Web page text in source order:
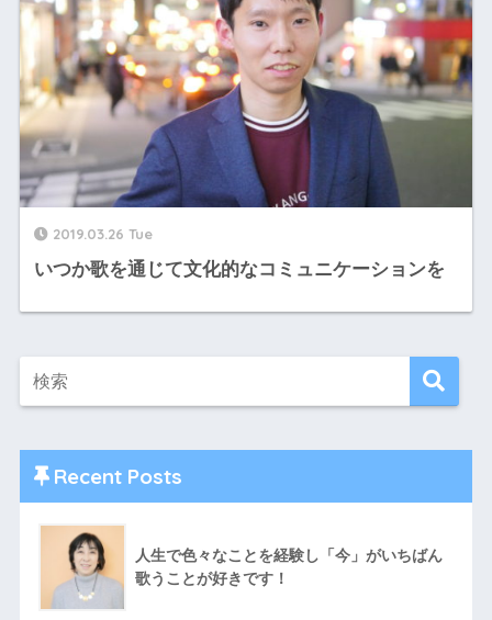
2019.03.26 Tue
いつか歌を通じて文化的なコミュニケーションを
Recent Posts
人生で色々なことを経験し「今」がいちばん
歌うことが好きです！